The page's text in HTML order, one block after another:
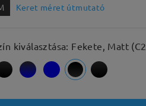
Keret méret útmutató
kiválasztása: Fekete, Matt